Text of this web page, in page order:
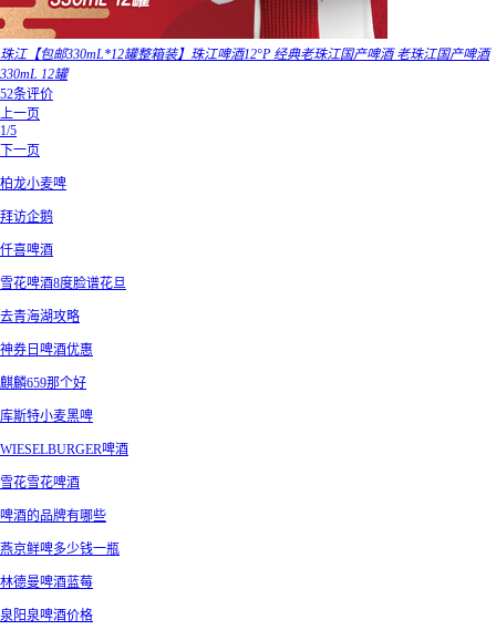
珠江【包邮330mL*12罐整箱装】珠江啤酒12°P 经典老珠江国产啤酒 老珠江国产啤酒
330mL 12罐
52条评价
上一页
1/5
下一页
柏龙小麦啤
拜访企鹅
仟喜啤酒
雪花啤酒8度脸谱花旦
去青海湖攻略
神券日啤酒优惠
麒麟659那个好
库斯特小麦黑啤
WIESELBURGER啤酒
雪花雪花啤酒
啤酒的品牌有哪些
燕京鲜啤多少钱一瓶
林德曼啤酒蓝莓
泉阳泉啤酒价格